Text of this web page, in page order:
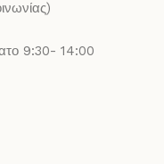
9:30- 14:00